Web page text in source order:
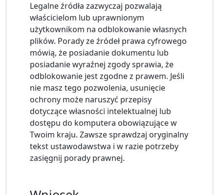
Legalne źródła zazwyczaj pozwalają
właścicielom lub uprawnionym
użytkownikom na odblokowanie własnych
plików. Porady ze źródeł prawa cyfrowego
mówią, że posiadanie dokumentu lub
posiadanie wyraźnej zgody sprawia, że ​​
odblokowanie jest zgodne z prawem. Jeśli
nie masz tego pozwolenia, usunięcie
ochrony może naruszyć przepisy
dotyczące własności intelektualnej lub
dostępu do komputera obowiązujące w
Twoim kraju. Zawsze sprawdzaj oryginalny
tekst ustawodawstwa i w razie potrzeby
zasięgnij porady prawnej.